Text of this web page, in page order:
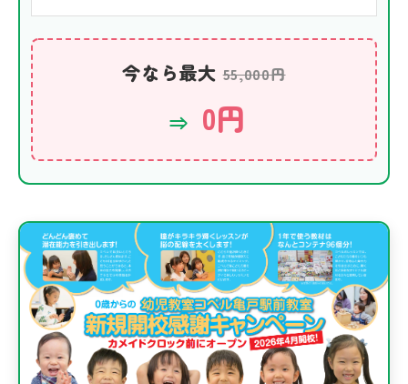
今なら最大55,000円
⇒ 0円